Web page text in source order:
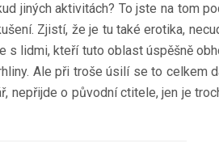
jiných aktivitách? To jste na tom
Zjistí, že je tu také erotika,
s lidmi, kteří tuto oblast úspěšně
Ale při troše úsilí se to celkem
nepřijde o původní ctitele, jen je